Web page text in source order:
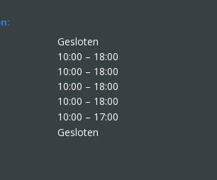
Gesloten
10:00 – 18:00
10:00 – 18:00
10:00 – 18:00
10:00 – 18:00
10:00 – 17:00
Gesloten